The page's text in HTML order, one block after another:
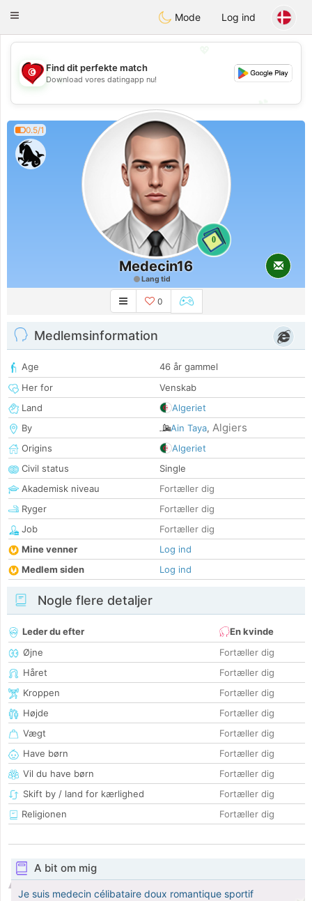
Tunisia Dating
Toggle
Mode Log ind
💖
💕
💕
Find dit perfekte match
Download vores datingapp nu!
0.5/1
0
Medecin16
Lang tid
0
Medlemsinformation
Age
46 år gammel
Her for
Venskab
Land
Algeriet
By
Ain Taya, Algiers
Origins
Algeriet
Civil status
Single
Akademisk niveau
Fortæller dig
Ryger
Fortæller dig
Job
Fortæller dig
Mine venner
Log ind
Medlem siden
Log ind
Nogle flere detaljer
Leder du efter
En kvinde
Øjne
Fortæller dig
Håret
Fortæller dig
Kroppen
Fortæller dig
Højde
Fortæller dig
Vægt
Fortæller dig
Have børn
Fortæller dig
Vil du have børn
Fortæller dig
Skift by / land for kærlighed
Fortæller dig
Religionen
Fortæller dig
A bit om mig
Je suis medecin célibataire doux romantique sportif